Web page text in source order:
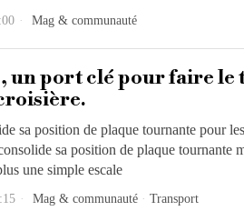
Mag & communauté
un port clé pour faire le
sa position de plaque tournante pour
sa position de plaque tournante
une simple escale
Mag & communauté · Transport